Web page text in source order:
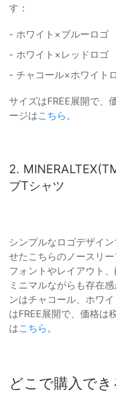
す：
- ホワイト×ブルーロゴ
- ホワイト×レッドロゴ
- チャコール×ホワイト
サイズはFREE展開で、
ージはこちら 。
2.
ブTシャツ
シンプルなロゴデザイ
せたこちらのノースリ
フォントやレイアウト
ミニマルながらも存在
ンはチャコール、ホワ
はFREE展開で、価格は
はこちら 。
どこで購入でき